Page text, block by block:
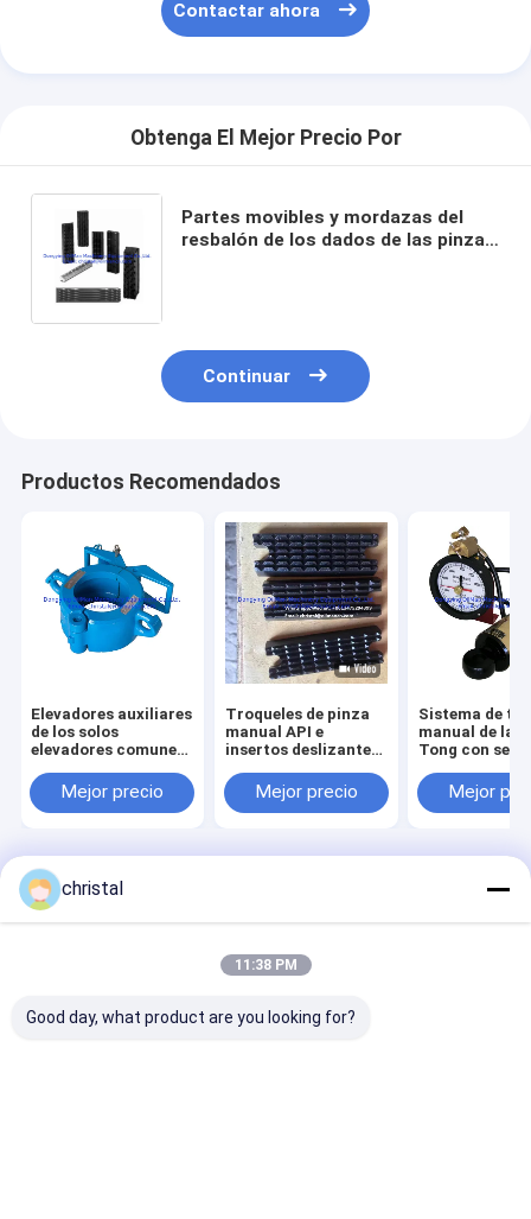
Contactar ahora
Obtenga El Mejor Precio Por
Partes movibles y mordazas del
resbalón de los dados de las pinzas
Continuar
Productos Recomendados
Elevadores auxiliares
de los solos
elevadores comunes
Tool Type SJ de la
perforación
Mejor precio
Troqueles de pinza
manual API e
insertos deslizantes
1/4 X 5''Mejor precio
Sistema de
manual de la
Tong con
Mejor
China.Copyright © 2025 Dongying Oilman Machinery Equipment
Co.,Ltd.. All Rights Reserved.
christal
11:38 PM
Good day, what product are you looking for?